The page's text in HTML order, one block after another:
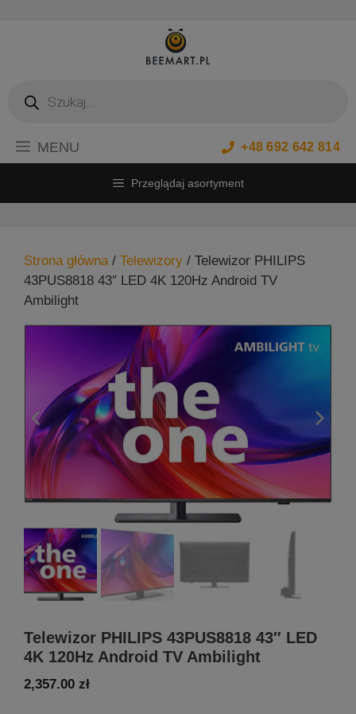
produktów
+48 692 642 814
MENU
Przeglądaj asortyment
Strona główna/ Telewizory / Telewizor PHILIPS
43PUS8818 43″ LED 4K 120Hz Android TV
Ambilight
Telewizor PHILIPS 43PUS8818 43″ LED
4K 120Hz Android TV Ambilight
2,357.00 zł